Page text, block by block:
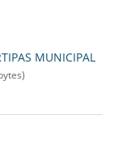
MUNICIPAL